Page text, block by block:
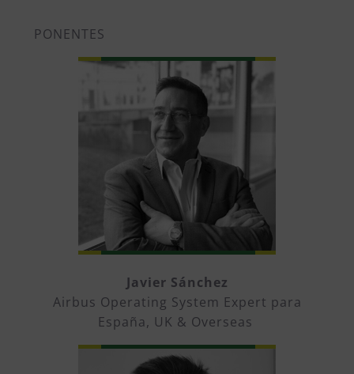
PONENTES
Javier Sánchez
Airbus Operating System Expert para
España, UK & Overseas